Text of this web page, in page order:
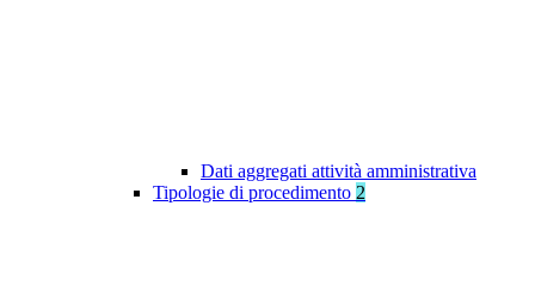
Dati aggregati attività amministrativa
Tipologie di procedimento 2